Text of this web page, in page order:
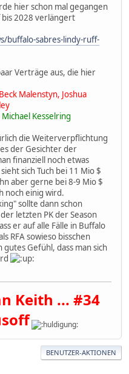
hier schon mal gegangen
bis 2028 verlängert
buffalo-sabres-lindy-ruff-
Verträge aus, die hier
Malenstyn, Joshua
Kesselring
die Weiterverpflichtung
der Gesichter der
finanziell noch etwas
sich Tuch bei 11 Mio $
aber gerne bei 8-9 Mio $
noch einig wird.
sollte dann schon
letzten PK der Season
er auf alle Fälle in Buffalo
RFA sowieso bisschen
Gefühl, dass man sich
Keith ... #34
BENUTZER-AKTIONEN